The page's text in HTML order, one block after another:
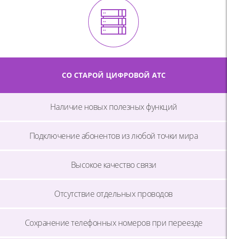
СО СТАРОЙ ЦИФРОВОЙ АТС
Наличие новых полезных функций
Подключение абонентов из любой точки мира
Высокое качество связи
Отсутствие отдельных проводов
Сохранение телефонных номеров при переезде